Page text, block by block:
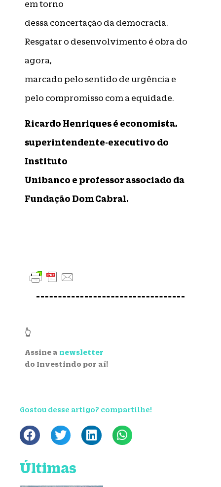
em torno
dessa concertação da democracia.
Resgatar o desenvolvimento é obra do
agora,
marcado pelo sentido de urgência e
pelo compromisso com a equidade.
Ricardo Henriques é economista,
superintendente-executivo do
Instituto
Unibanco e professor associado da
Fundação Dom Cabral.
👆
Assine a newsletter
do Investindo por aí!
Gostou desse artigo? compartilhe!
Últimas